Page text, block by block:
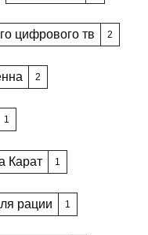
цифрового тв 2
2
1
Карат 1
рации 1